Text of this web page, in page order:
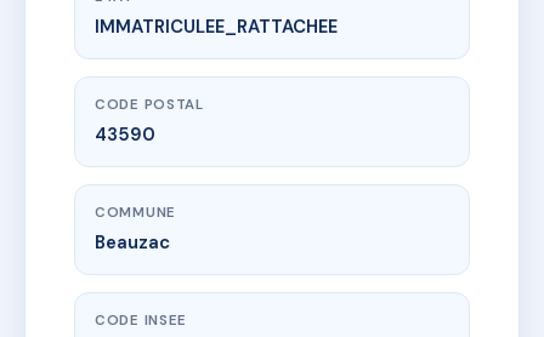
www.vme.plus/AD5716386
sdc la Madeleine Beauzac
10 av marechal foch
IMMATRICULEE_RATTACHEE
CODE POSTAL
43590
COMMUNE
Beauzac
CODE INSEE